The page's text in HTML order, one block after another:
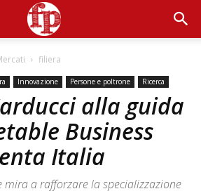
filiera
Innovazione Persone e poltrone Ricerca
alla guida
Business
Italia
mira a rafforzare la specializzazione